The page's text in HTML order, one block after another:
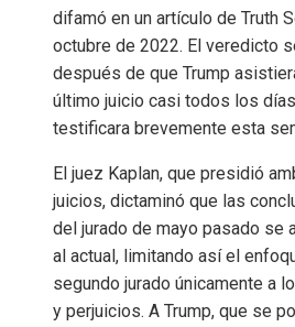
difamó en un artículo de Truth
octubre de 2022. El veredicto
después de que Trump
último juicio casi todos los
testificara brevemente esta
El juez Kaplan, que presidió
juicios, dictaminó que las
del jurado de mayo pasado se
al actual, limitando así el
segundo jurado únicamente a
y perjuicios. A Trump, que se